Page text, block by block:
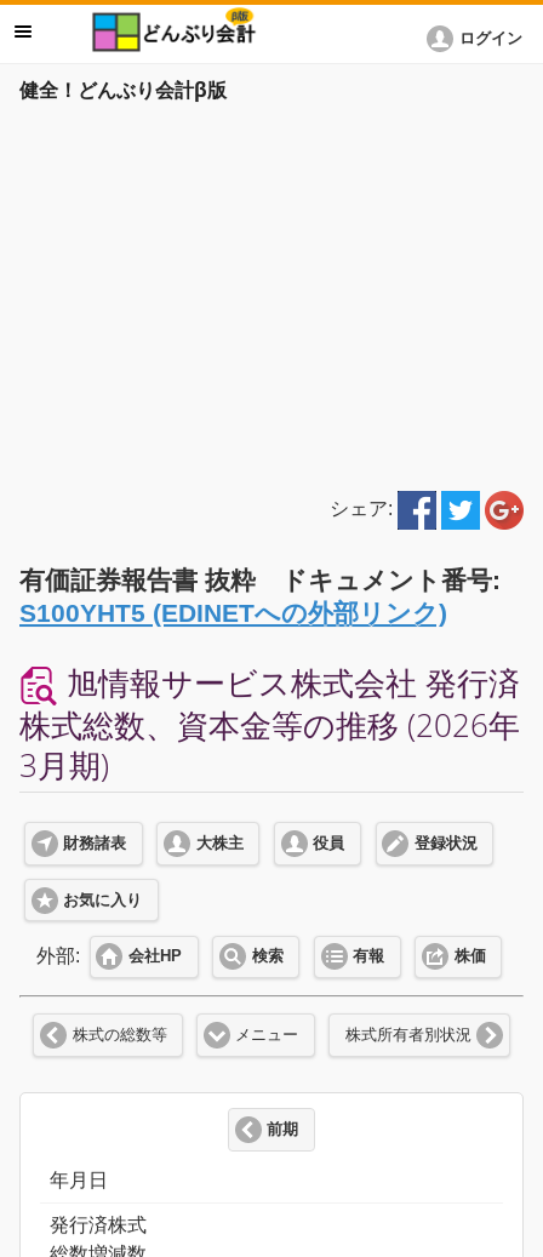
健全！どんぶり会計β版
ログイン
シェア:
有価証券報告書 抜粋 ドキュメント番号:
S100YHT5 (EDINETへの外部リンク)
旭情報サービス株式会社 発行済
株式総数、資本金等の推移 (2026年
3月期)
財務諸表 大株主 役員 登録状況
お気に入り
外部: 会社HP 検索 有報 株価
株式の総数等 メニュー 株式所有者別状況
前期
年月日
発行済株式